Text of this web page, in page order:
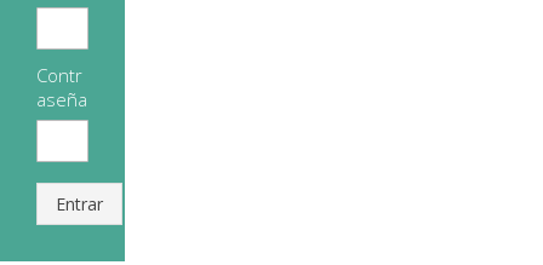
Contr
aseña
Entrar